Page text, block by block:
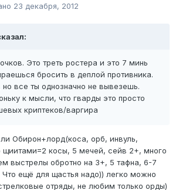
23 декабря, 2012
Это треть ростера и это 7 минь
бросить в деплой противника.
но все ты однозначно не вывезешь.
к мысли, что гварды это просто
криптеков/варгира
Обирон+лорд(коса, орб, инвуль,
щиитами=2 косы, 5 мечей, сейв 2+, много
выстрелы обротно на 3+, 5 тафна, 6-7
ещё для щастья надо)) легко можно
отряды, не любим только орды)